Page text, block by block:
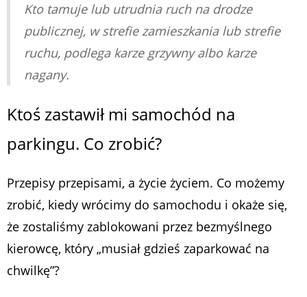
Kto tamuje lub utrudnia ruch na drodze
publicznej, w strefie zamieszkania lub strefie
ruchu, podlega karze grzywny albo karze
nagany.
Ktoś zastawił mi samochód na
parkingu. Co zrobić?
Przepisy przepisami, a życie życiem. Co możemy
zrobić, kiedy wrócimy do samochodu i okaże się,
że zostaliśmy zablokowani przez bezmyślnego
kierowcę, który „musiał gdzieś zaparkować na
chwilkę”?